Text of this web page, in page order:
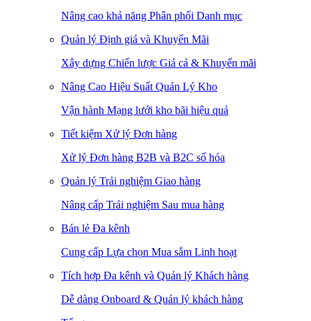
Nâng cao khả năng Phân phối Danh mục
Quản lý Định giá và Khuyến Mãi
Xây dựng Chiến lược Giá cả & Khuyến mãi
Nâng Cao Hiệu Suất Quản Lý Kho
Vận hành Mạng lưới kho bãi hiệu quả
Tiết kiệm Xử lý Đơn hàng
Xử lý Đơn hàng B2B và B2C số hóa
Quản lý Trải nghiệm Giao hàng
Nâng cấp Trải nghiệm Sau mua hàng
Bán lẻ Đa kênh
Cung cấp Lựa chọn Mua sắm Linh hoạt
Tích hợp Đa kênh và Quản lý Khách hàng
Dễ dàng Onboard & Quản lý khách hàng